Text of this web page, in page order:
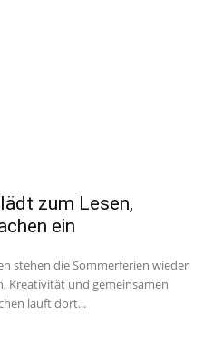
zum Lesen,
ein
stehen die Sommerferien wieder
Kreativität und gemeinsamen
läuft dort...